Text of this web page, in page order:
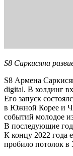
S8 Саркисяна
S8 Армена
digital. В холдинг
Его запуск
в Южной Корее и
событий молодое
В последующие
К концу 2022 года
пробило потолок в